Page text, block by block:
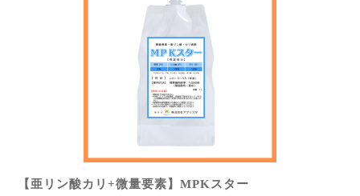
【亜リン酸カリ+微量要素】MPKスター